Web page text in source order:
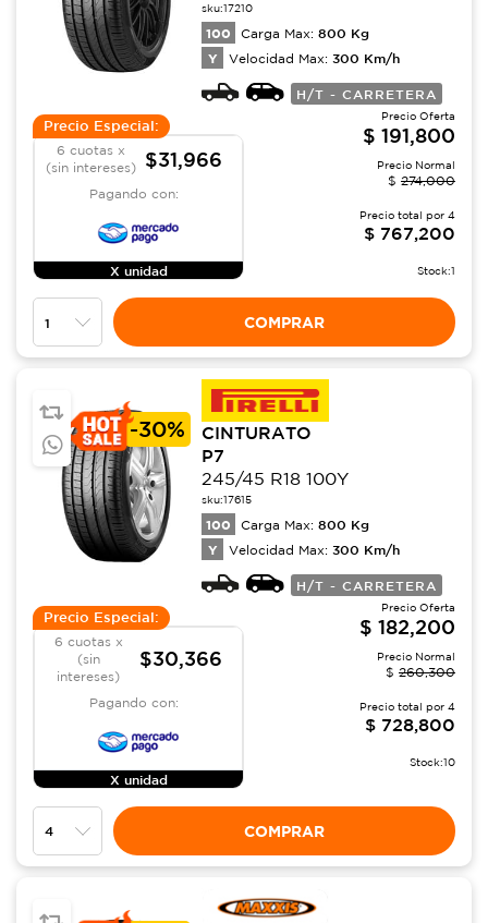
sku:17210
100 Carga Max: 800 Kg
Y Velocidad Max: 300 Km/h
H/T - CARRETERA
Precio Especial:
6 cuotas x
(sin intereses)
$31,966
Pagando con:
X unidad
Precio Oferta
$ 191,800
Precio Normal
$ 274,000
Precio total por 4
$ 767,200
Stock:1
COMPRAR
-30%
CINTURATO
P7
245/45 R18 100Y
sku:17615
100 Carga Max: 800 Kg
Y Velocidad Max: 300 Km/h
H/T - CARRETERA
Precio Especial:
6 cuotas x
(sin
intereses)
$30,366
Pagando con:
X unidad
Precio Oferta
$ 182,200
Precio Normal
$ 260,300
Precio total por 4
$ 728,800
Stock:10
COMPRAR